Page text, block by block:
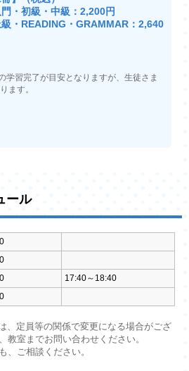
・初級・中級：2,200円
・READING・GRAMMAR：2,640
学習完了が目安となりますが、生徒さま
ます。
ール
17:40～18:40
定員等の関係で変更になる場合がござ
教室までお問い合わせください。
、ご相談ください。